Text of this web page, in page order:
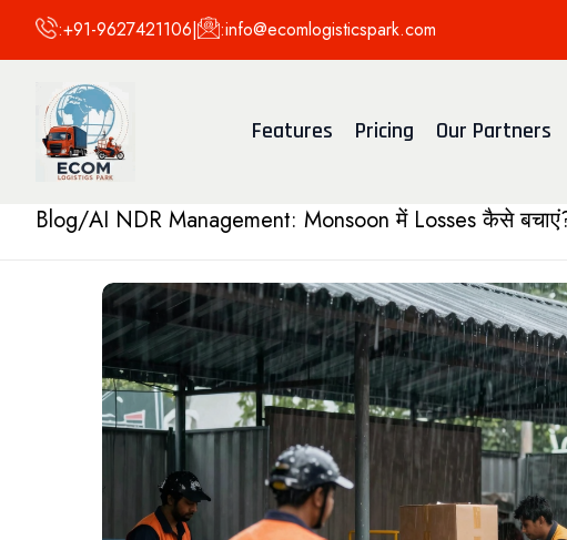
:+91-9627421106| :info@ecomlogisticspark.com
Features Pricing Our Partners
Blog/AI NDR Management: Monsoon में Losses कैसे